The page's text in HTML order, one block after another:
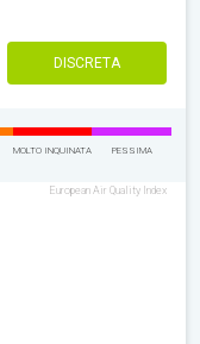
DISCRETA
MOLTO INQUINATA PESSIMA
European Air Quality Index